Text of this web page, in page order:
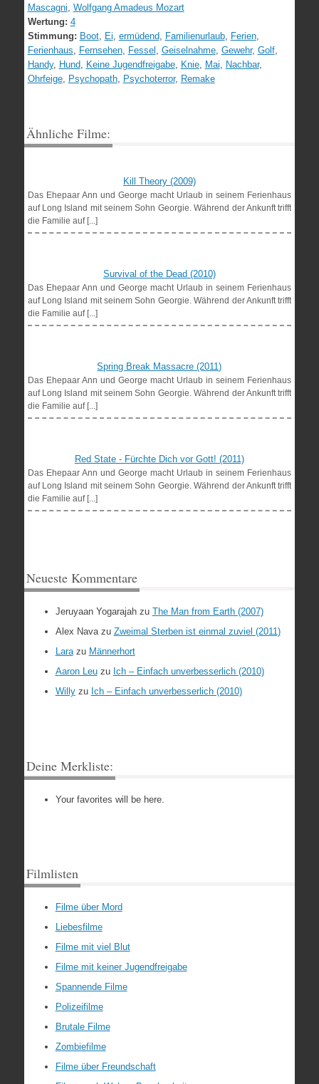
Mascagni, Wolfgang Amadeus Mozart
Wertung: 4
Stimmung: Boot, Ei, ermüdend, Familienurlaub, Ferien,
Ferienhaus, Fernsehen, Fessel , Geiselnahme, Gewehr, Golf,
Handy, Hund, Keine Jugendfreigabe, Knie, Mai, Nachbar,
Ohrfeige, Psychopath, Psychoterror, Remake
Ähnliche Filme:
Kill Theory (2009)
Das Ehepaar Ann und George macht Urlaub in seinem Ferienhaus
auf Long Island mit seinem Sohn Georgie. Während der Ankunft trifft
die Familie auf [...]
Survival of the Dead (2010)
Das Ehepaar Ann und George macht Urlaub in seinem Ferienhaus
auf Long Island mit seinem Sohn Georgie. Während der Ankunft trifft
die Familie auf [...]
Spring Break Massacre (2011)
Das Ehepaar Ann und George macht Urlaub in seinem Ferienhaus
auf Long Island mit seinem Sohn Georgie. Während der Ankunft trifft
die Familie auf [...]
Red State - Fürchte Dich vor Gott! (2011)
Das Ehepaar Ann und George macht Urlaub in seinem Ferienhaus
auf Long Island mit seinem Sohn Georgie. Während der Ankunft trifft
die Familie auf [...]
Neueste Kommentare
Jeruyaan Yogarajahzu The Man from Earth (2007)
Alex Navazu Zweimal Sterben ist einmal zuviel (2011)
Larazu Männerhort
Aaron Leuzu Ich – Einfach unverbesserlich (2010)
Willyzu Ich – Einfach unverbesserlich (2010)
Deine Merkliste:
Your favorites will be here.
Filmlisten
Filme über Mord
Liebesfilme
Filme mit viel Blut
Filme mit keiner Jugendfreigabe
Spannende Filme
Polizeifilme
Brutale Filme
Zombiefilme
Filme über Freundschaft